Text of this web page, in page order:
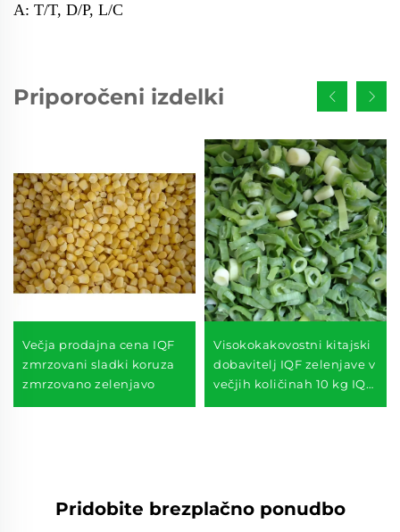
A: T/T, D/P, L/C
Priporočeni izdelki
Večja prodajna cena IQF
zmrzovani sladki koruza
zmrzovano zelenjavo
Visokokakovostni kitajski
dobavitelj IQF zelenjave v
večjih količinah 10 kg IQF
zamrznjen česen
Pridobite brezplačno ponudbo